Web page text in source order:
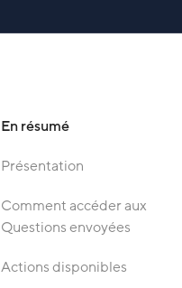
En résumé
Présentation
Comment accéder aux
Questions envoyées
Actions disponibles